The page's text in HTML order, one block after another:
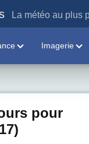
La météo au plus
Imagerie
pour